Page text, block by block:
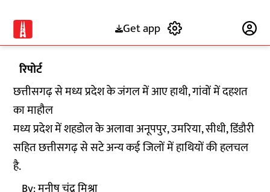
Get app
रिपोर्ट
छत्तीसगढ़ से मध्य प्रदेश के जंगल में आए हाथी, गांवों में दहशत
का माहौल
मध्य प्रदेश में शहडोल के अलावा अनूपपुर, उमरिया, सीधी, डिंडौरी
सहित छत्तीसगढ़ से सटे अन्य कई जिलों में हाथियों की हलचल
है.